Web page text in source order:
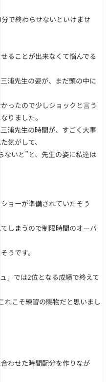
で終わらせないといけませ
ることが出来なくて悩んでる
浦先生の姿が、まだ頭の中に
ったので少しショックと言う
りました。
浦先生の時間が、すごく大事
気がして、
ないと”と、先生の姿に私達は
ョーが準備されていたそう
しまうので制限時間のオーバ
うです。
」では2位となる成績で終えて
れこそ練習の賜物だと思いまし
わせた時間配分を作りなが